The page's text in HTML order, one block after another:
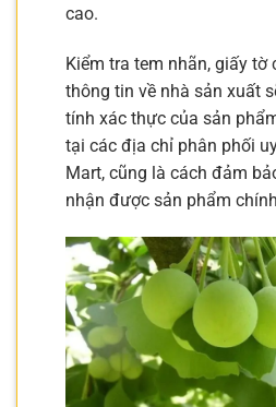
cao.
Kiểm tra tem nhãn, giấy tờ
thông tin về nhà sản xuất
tính xác thực của sản
tại các địa chỉ phân phối
Mart, cũng là cách đảm
nhận được sản phẩm